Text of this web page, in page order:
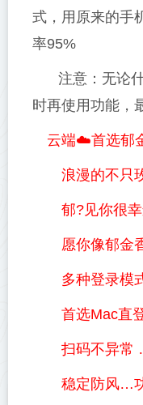
式，用原来的手
率95%
注意：无论
时再使用功能，
云端☁️首选郁
浪漫的不只玫
郁?见你很幸
愿你像郁金香
多种登录模
首选Mac直
扫码不异常
稳定防风…功